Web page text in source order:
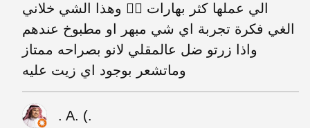
الي عملها كثر بهارات 🤦‍♂️ وهذا الشي خلاني
الغي فكرة تجربة اي شي مبهر او مطبوخ عندهم
واذا زرتو ضل عالمقلي لانو بصراحه ممتاز
وماتشعر بوجود اي زيت عليه
‪. A. (.